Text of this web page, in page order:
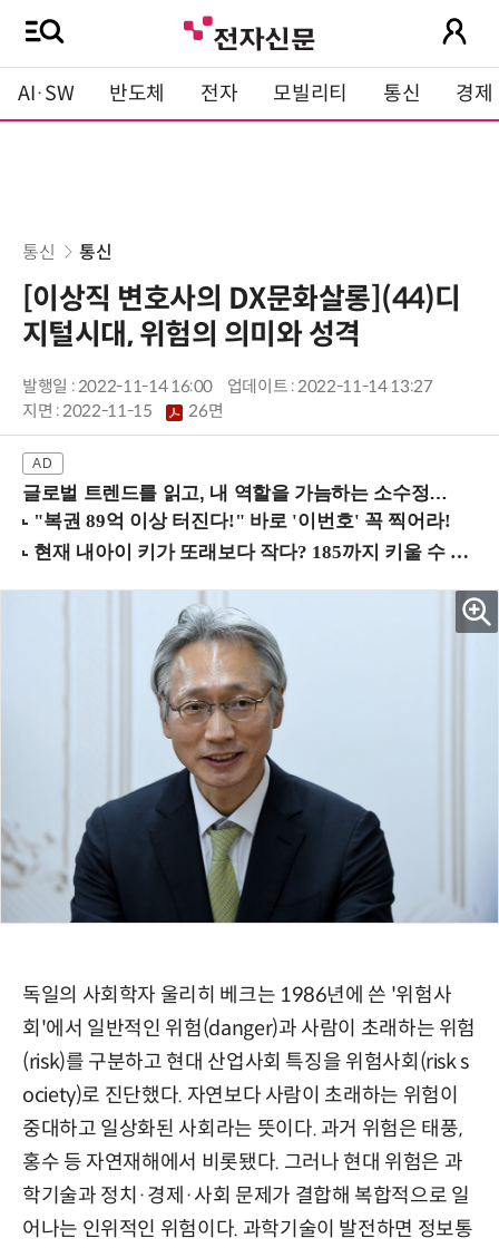
AI·SW 반도체 전자 모빌리티 통신 경제
통신 통신
[이상직 변호사의 DX문화살롱](44)디
지털시대, 위험의 의미와 성격
발행일 : 2022-11-14 16:00
업데이트 : 2022-11-14 13:27
지면 :2022-11-15 26면
글로벌 트렌드를 읽고, 내 역할을 가늠하는 소수정예 실습 워크숍 (8/28 신논현역)
독일의 사회학자 울리히 베크는 1986년에 쓴 '위험사
회'에서 일반적인 위험(danger)과 사람이 초래하는 위험
(risk)를 구분하고 현대 산업사회 특징을 위험사회(risk s
ociety)로 진단했다. 자연보다 사람이 초래하는 위험이
중대하고 일상화된 사회라는 뜻이다. 과거 위험은 태풍,
홍수 등 자연재해에서 비롯됐다. 그러나 현대 위험은 과
학기술과 정치·경제·사회 문제가 결합해 복합적으로 일
어나는 인위적인 위험이다. 과학기술이 발전하면 정보통